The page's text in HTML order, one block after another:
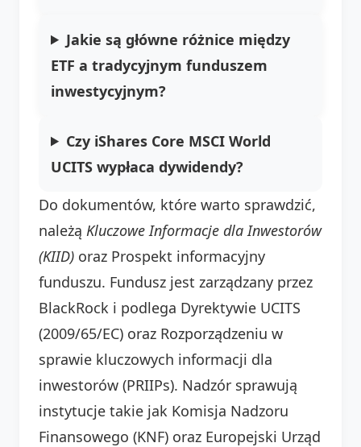
Jakie są główne różnice między
ETF a tradycyjnym funduszem
inwestycyjnym?
Czy iShares Core MSCI World
UCITS wypłaca dywidendy?
Do dokumentów, które warto sprawdzić,
należą Kluczowe Informacje dla Inwestorów
(KIID) oraz Prospekt informacyjny
funduszu. Fundusz jest zarządzany przez
BlackRock i podlega Dyrektywie UCITS
(2009/65/EC) oraz Rozporządzeniu w
sprawie kluczowych informacji dla
inwestorów (PRIIPs). Nadzór sprawują
instytucje takie jak Komisja Nadzoru
Finansowego (KNF) oraz Europejski Urząd